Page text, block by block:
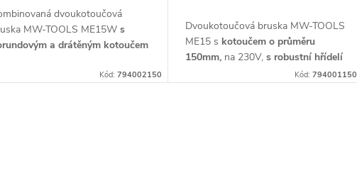
dvoukotoučová
MW-TOOLS ME15W s
a drátěným kotoučem
Kód:794002150
Dvoukotoučová bruska MW-TOOLS
ME15 s kotoučem o průměru
150mm, na 230V,s robustní hřídelí
Kód: 794001150